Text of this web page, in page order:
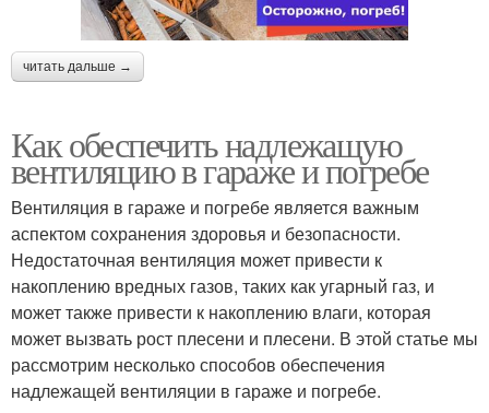
читать дальше →
Как обеспечить надлежащую
вентиляцию в гараже и погребе
Вентиляция в гараже и погребе является важным
аспектом сохранения здоровья и безопасности.
Недостаточная вентиляция может привести к
накоплению вредных газов, таких как угарный газ, и
может также привести к накоплению влаги, которая
может вызвать рост плесени и плесени. В этой статье мы
рассмотрим несколько способов обеспечения
надлежащей вентиляции в гараже и погребе.